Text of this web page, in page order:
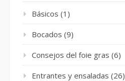
Básicos (1)
Bocados (9)
Consejos del foie gras (6)
Entrantes y ensaladas (26)